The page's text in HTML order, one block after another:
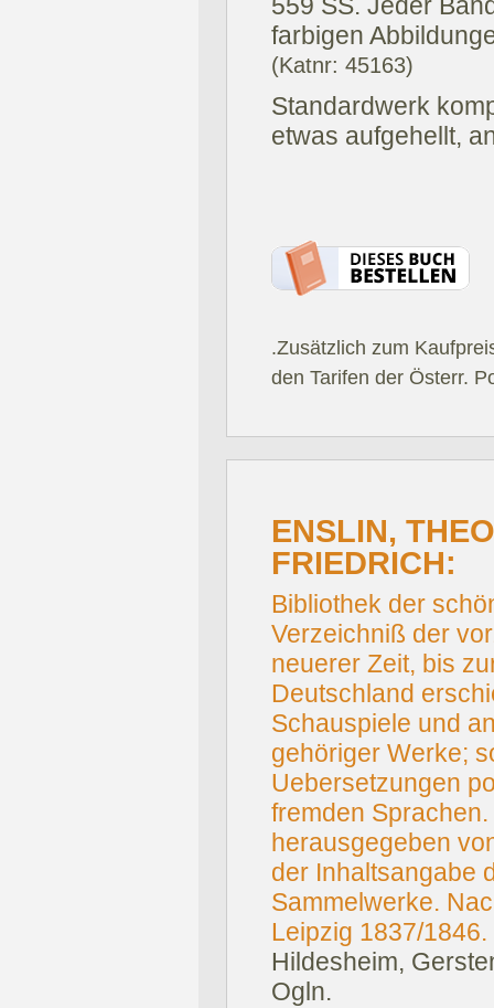
farbigen
(Katnr: 45163)
Standardwerk
etwas aufgehellt,
.Zusätzlich zum
den Tarifen der Österr.
ENSLIN,
FRIEDRICH:
Bibliothek der
Verzeichniß der
neuerer Zeit, bis
Deutschland
Schauspiele und
gehöriger Werke;
Uebersetzungen
fremden
herausgegeben
der Inhaltsangabe
Sammelwerke.
Leipzig 1837/
Hildesheim,
Ogln.